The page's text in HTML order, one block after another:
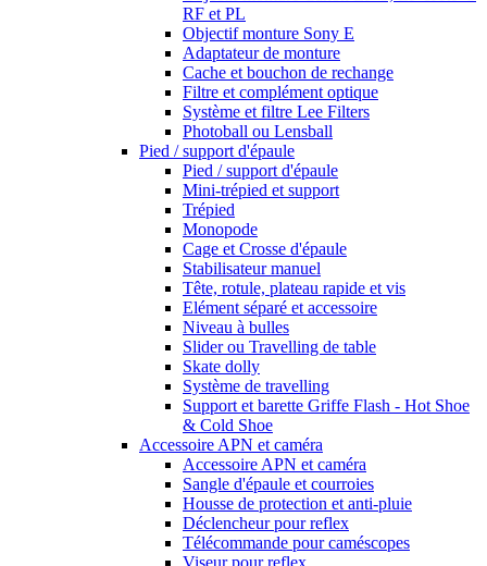
RF et PL
Objectif monture Sony E
Adaptateur de monture
Cache et bouchon de rechange
Filtre et complément optique
Système et filtre Lee Filters
Photoball ou Lensball
Pied / support d'épaule
Pied / support d'épaule
Mini-trépied et support
Trépied
Monopode
Cage et Crosse d'épaule
Stabilisateur manuel
Tête, rotule, plateau rapide et vis
Elément séparé et accessoire
Niveau à bulles
Slider ou Travelling de table
Skate dolly
Système de travelling
Support et barette Griffe Flash - Hot Shoe
& Cold Shoe
Accessoire APN et caméra
Accessoire APN et caméra
Sangle d'épaule et courroies
Housse de protection et anti-pluie
Déclencheur pour reflex
Télécommande pour caméscopes
Viseur pour reflex